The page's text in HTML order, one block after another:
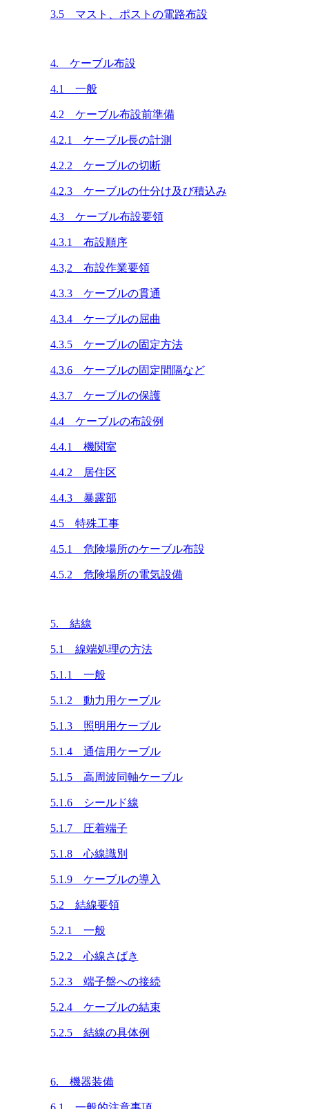
3.5 マスト、ポストの電路布設
4. ケーブル布設
4.1 一般
4.2 ケーブル布設前準備
4.2.1 ケーブル長の計測
4.2.2 ケーブルの切断
4.2.3 ケーブルの仕分け及び積込み
4.3 ケーブル布設要領
4.3.1 布設順序
4.3,2 布設作業要領
4.3.3 ケーブルの貫通
4.3.4 ケーブルの屈曲
4.3.5 ケーブルの固定方法
4.3.6 ケーブルの固定間隔など
4.3.7 ケーブルの保護
4.4 ケーブルの布設例
4.4.1 機関室
4.4.2 居住区
4.4.3 暴露部
4.5 特殊工事
4.5.1 危険場所のケーブル布設
4.5.2 危険場所の電気設備
5. 結線
5.1 線端処理の方法
5.1.1 一般
5.1.2 動力用ケーブル
5.1.3 照明用ケーブル
5.1.4 通信用ケーブル
5.1.5 高周波同軸ケーブル
5.1.6 シールド線
5.1.7 圧着端子
5.1.8 心線識別
5.1.9 ケーブルの導入
5.2 結線要領
5.2.1 一般
5.2.2 心線さばき
5.2.3 端子盤への接続
5.2.4 ケーブルの結束
5.2.5 結線の具体例
6. 機器装備